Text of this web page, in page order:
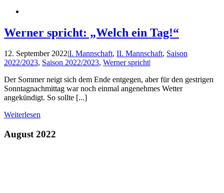
Werner spricht: „Welch ein Tag!“
12. September 2022|I. Mannschaft, II. Mannschaft, Saison
2022/2023, Saison 2022/2023, Werner spricht|
Der Sommer neigt sich dem Ende entgegen, aber für den gestrigen
Sonntagnachmittag war noch einmal angenehmes Wetter
angekündigt. So sollte [...]
Weiterlesen
August 2022